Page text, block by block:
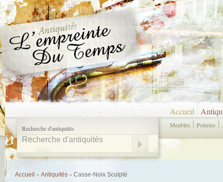
Recherche d'antiquités
Accueil
Meubles Poteries
Accueil - Antiquités - Casse-Noix Sculpté